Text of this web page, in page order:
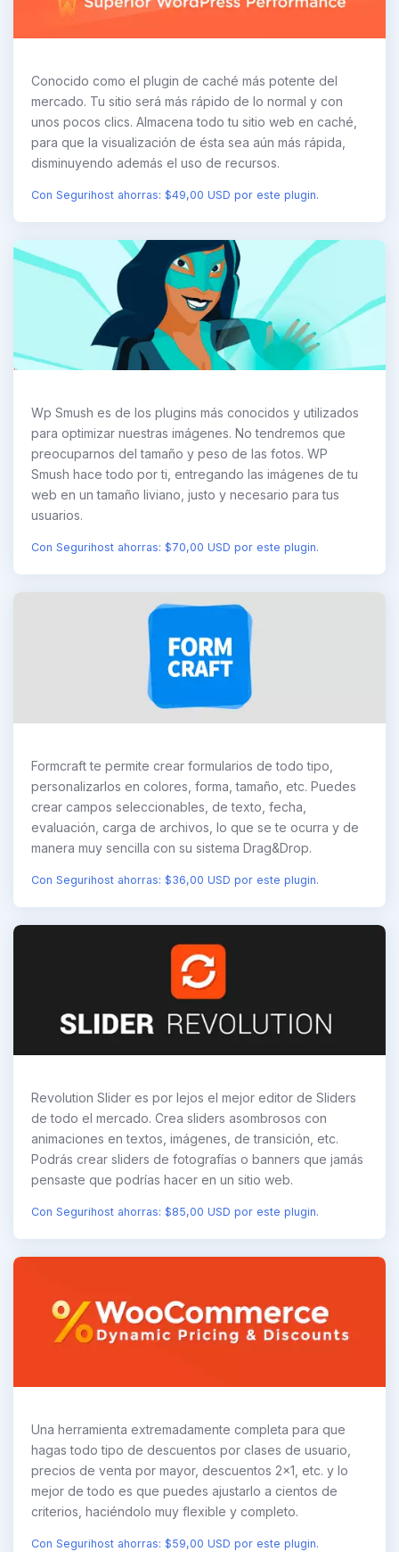
Conocido como el plugin de caché más potente del
mercado. Tu sitio será más rápido de lo normal y con
unos pocos clics. Almacena todo tu sitio web en caché,
para que la visualización de ésta sea aún más rápida,
disminuyendo además el uso de recursos.
Con Segurihost ahorras: $49,00 USD por este plugin.
Wp Smush es de los plugins más conocidos y utilizados
para optimizar nuestras imágenes. No tendremos que
preocuparnos del tamaño y peso de las fotos. WP
Smush hace todo por ti, entregando las imágenes de tu
web en un tamaño liviano, justo y necesario para tus
usuarios.
Con Segurihost ahorras: $70,00 USD por este plugin.
Formcraft te permite crear formularios de todo tipo,
personalizarlos en colores, forma, tamaño, etc. Puedes
crear campos seleccionables, de texto, fecha,
evaluación, carga de archivos, lo que se te ocurra y de
manera muy sencilla con su sistema Drag&Drop.
Con Segurihost ahorras: $36,00 USD por este plugin.
Revolution Slider es por lejos el mejor editor de Sliders
de todo el mercado. Crea sliders asombrosos con
animaciones en textos, imágenes, de transición, etc.
Podrás crear sliders de fotografías o banners que jamás
pensaste que podrías hacer en un sitio web.
Con Segurihost ahorras: $85,00 USD por este plugin.
Una herramienta extremadamente completa para que
hagas todo tipo de descuentos por clases de usuario,
precios de venta por mayor, descuentos 2x1, etc. y lo
mejor de todo es que puedes ajustarlo a cientos de
criterios, haciéndolo muy flexible y completo.
Con Segurihost ahorras: $59,00 USD por este plugin.